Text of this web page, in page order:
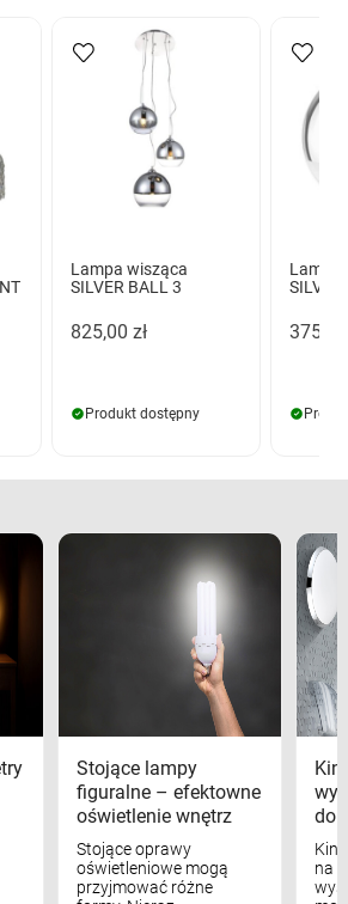
Lampa wisząca
SILVER BALL 3
825,00 zł
Produkt dostępny
Lampa
375,00
Stojące lampy
figuralne – efektowne
oświetlenie wnętrz
Stojące oprawy
oświetleniowe mogą
przyjmować różne
na